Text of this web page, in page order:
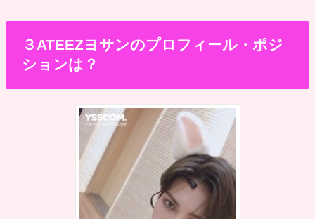
３ATEEZヨサンのプロフィール・ポジ
ションは？